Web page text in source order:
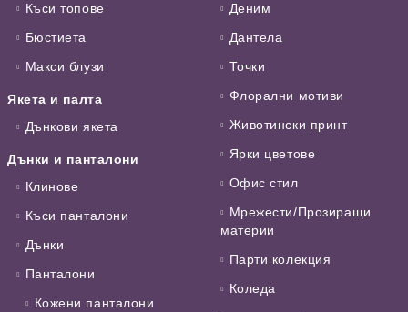
Къси топове
Бюстиета
Макси блузи
Якета и палта
Дънкови якета
Дънки и панталони
Клинове
Къси панталони
Дънки
Панталони
Кожени панталони
Деним
Дантела
Точки
Флорални мотиви
Животински принт
Ярки цветове
Офис стил
Мрежести/Прозиращи
материи
Парти колекция
Коледа